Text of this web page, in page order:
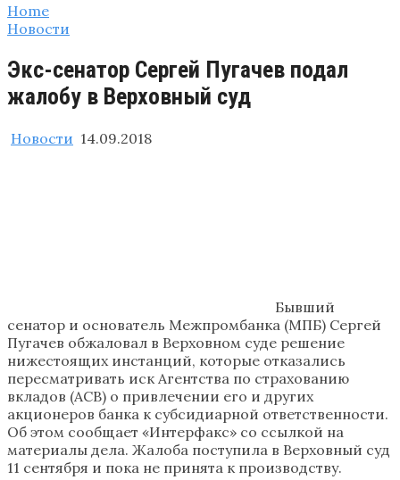
Home
Новости
Экс-сенатор Сергей Пугачев подал
жалобу в Верховный суд
Новости 14.09.2018
Бывший
сенатор и основатель Межпромбанка (МПБ) Сергей
Пугачев обжаловал в Верховном суде решение
нижестоящих инстанций, которые отказались
пересматривать иск Агентства по страхованию
вкладов (АСВ) о привлечении его и других
акционеров банка к субсидиарной ответственности.
Об этом сообщает «Интерфакс» со ссылкой на
материалы дела. Жалоба поступила в Верховный суд
11 сентября и пока не принята к производству.